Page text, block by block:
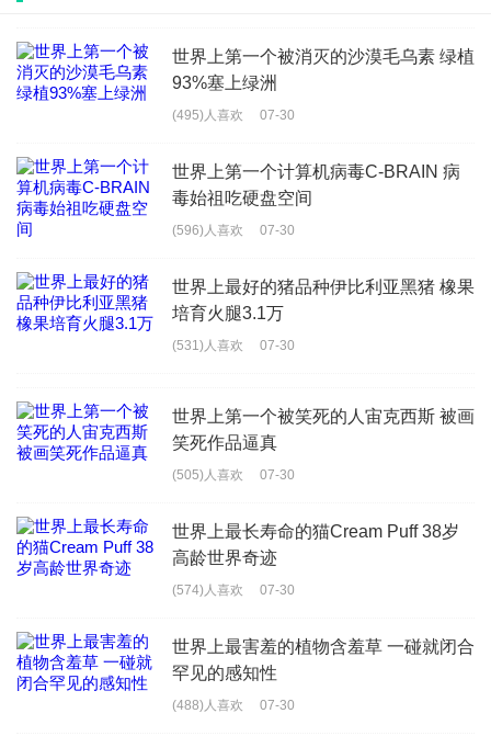
世界上第一个被消灭的沙漠毛乌素 绿植
93%塞上绿洲
(495)人喜欢 07-30
世界上第一个计算机病毒C-BRAIN 病
毒始祖吃硬盘空间
(596)人喜欢 07-30
世界上最好的猪品种伊比利亚黑猪 橡果
培育火腿3.1万
(531)人喜欢 07-30
世界上第一个被笑死的人宙克西斯 被画
笑死作品逼真
(505)人喜欢 07-30
世界上最长寿命的猫Cream Puff 38岁
高龄世界奇迹
(574)人喜欢 07-30
世界上最害羞的植物含羞草 一碰就闭合
罕见的感知性
(488)人喜欢 07-30